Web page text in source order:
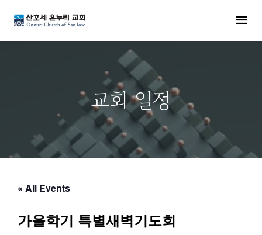
MENU
교회 일정
« All Events
가을학기 특별새벽기도회